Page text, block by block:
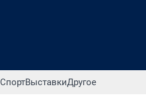
СпортВыставкиДругое